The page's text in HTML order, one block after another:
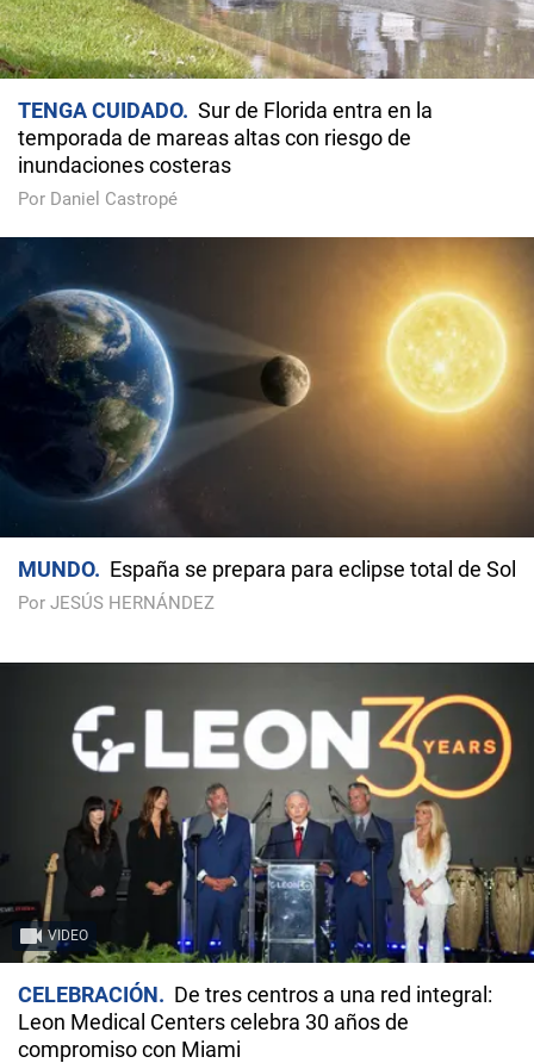
TENGA CUIDADO
Sur de Florida entra en la
temporada de mareas altas con riesgo de
inundaciones costeras
Por Daniel Castropé
MUNDO España se prepara para eclipse total de Sol
Por JESÚS HERNÁNDEZ
VIDEO
CELEBRACIÓN
De tres centros a una red integral:
Leon Medical Centers celebra 30 años de
compromiso con Miami